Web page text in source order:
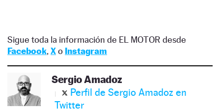
Sigue toda la información de EL MOTOR desde
Facebook, Xo Instagram
Sergio Amadoz
Perfil de Sergio Amadoz en
Twitter